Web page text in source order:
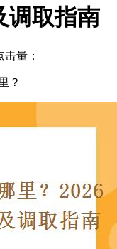
调取指南
击量：
？